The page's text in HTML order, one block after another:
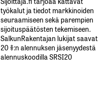
työkalut ja tiedot markkinoiden
seuraamiseen sekä parempien
sijoituspäätösten tekemiseen.
SalkunRakentajan lukijat saavat
20 %:n alennuksen jäsenyydestä
alennuskoodilla SRSI20